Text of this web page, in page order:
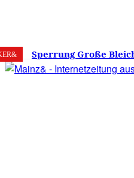
9. August 2026 28.9 Mainz
Sperrung Große
verwirrt, Mainzer